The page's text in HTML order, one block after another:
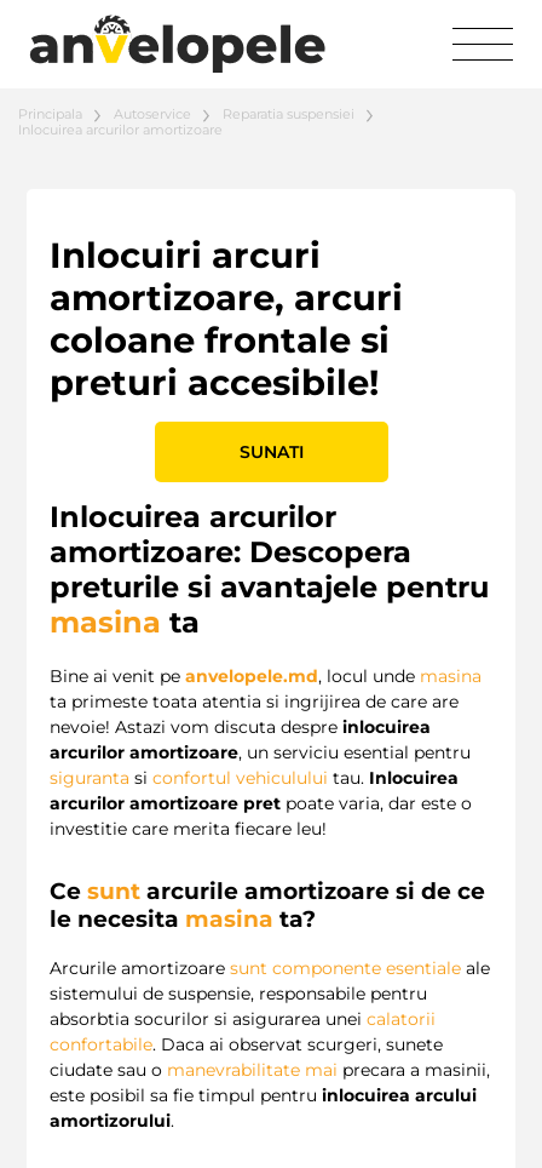
Principala Autoservice
Reparatia suspensiei
Inlocuirea arcurilor amortizoare
Inlocuiri arcuri
amortizoare, arcuri
coloane frontale si
preturi accesibile!
SUNATI
Inlocuirea arcurilor
amortizoare: Descopera
preturile si avantajele pentru
masina ta
Bine ai venit pe anvelopele.md, locul unde masina
ta primeste toata atentia si ingrijirea de care are
nevoie! Astazi vom discuta despre inlocuirea
arcurilor amortizoare, un serviciu esential pentru
siguranta si confortul vehiculului tau. Inlocuirea
arcurilor amortizoare pret poate varia, dar este o
investitie care merita fiecare leu!
Ce sunt arcurile amortizoare si de ce
le necesita masina ta?
Arcurile amortizoare sunt componente esentiale ale
sistemului de suspensie, responsabile pentru
absorbtia socurilor si asigurarea unei calatorii
confortabile. Daca ai observat scurgeri, sunete
ciudate sau o manevrabilitate mai precara a masinii,
este posibil sa fie timpul pentru inlocuirea arcului
amortizorului.